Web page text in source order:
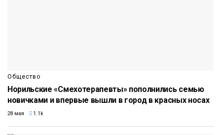
Общество
Норильские «Смехотерапевты» пополнились семью
новичками и впервые вышли в город в красных носах
28 мая 1.1k